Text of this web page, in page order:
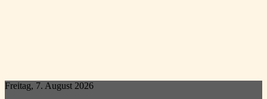
Freitag, 7. August 2026